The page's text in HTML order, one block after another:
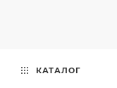
КАТАЛОГ